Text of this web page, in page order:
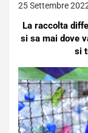
25 Settembre
La raccolta
si sa mai dove
si